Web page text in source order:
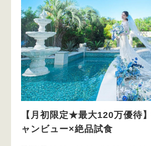
【月初限定★最大120万優待
ャンビュー×絶品試食